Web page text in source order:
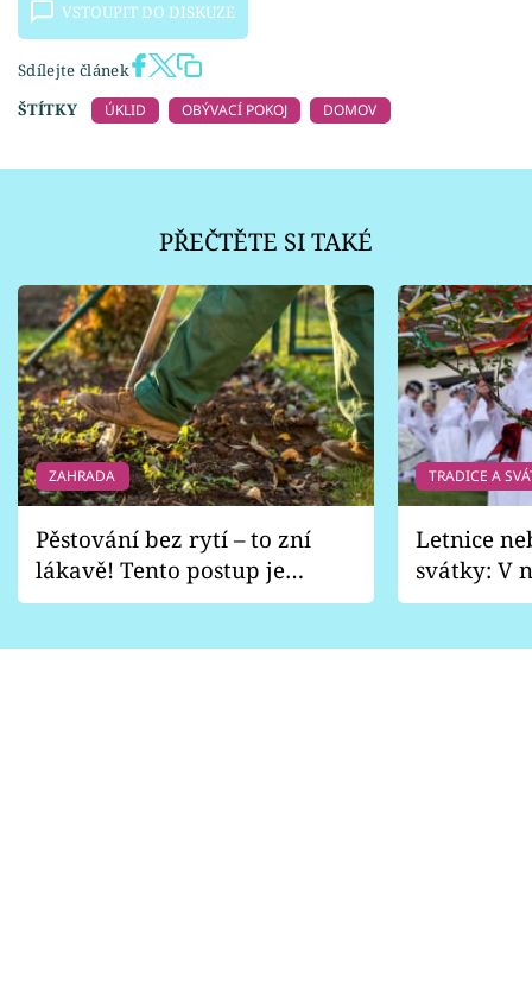
VSTOUPIT DO DISKUZE
Sdílejte článek
ŠTÍTKY
ÚKLID OBÝVACÍ POKOJ DOMOV
PŘEČTĚTE SI TAKÉ
ZAHRADA
Pěstování bez rytí – to zní
lákavě! Tento postup je
vhodný jen pro některé
TRADICE A
Letnice
svátky: V
pondělí